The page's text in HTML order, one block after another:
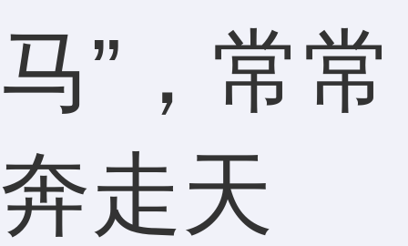
马”，常常
奔走天